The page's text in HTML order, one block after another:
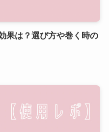
果は？選び方や巻く時の